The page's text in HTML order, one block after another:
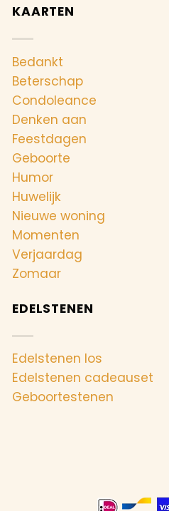
KAARTEN
Bedankt
Beterschap
Condoleance
Denken aan
Feestdagen
Geboorte
Humor
Huwelijk
Nieuwe woning
Momenten
Verjaardag
Zomaar
EDELSTENEN
Edelstenen los
Edelstenen cadeauset
Geboortestenen